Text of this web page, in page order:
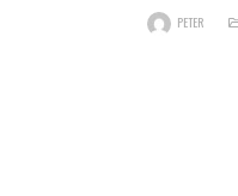
PETER